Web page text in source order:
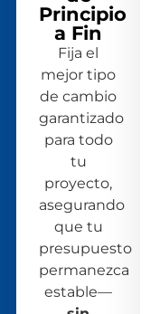
Principio
a Fin
Fija el
mejor tipo
de cambio
garantizado
para todo
tu
proyecto,
asegurando
que tu
presupuesto
permanezca
estable—